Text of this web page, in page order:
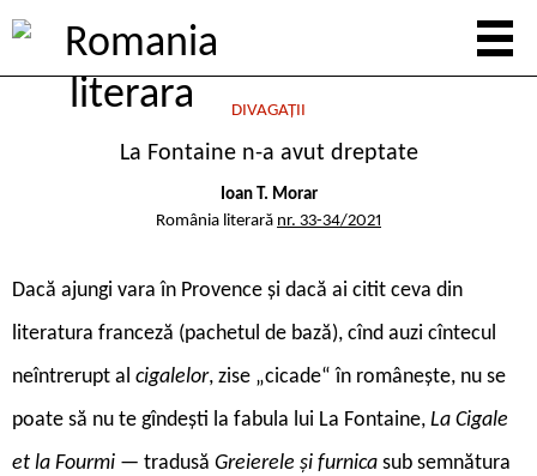
DIVAGAȚII
La Fontaine n-a avut dreptate
Ioan T. Morar
România literară nr. 33-34/2021
Dacă ajungi vara în Provence și dacă ai citit ceva din
literatura franceză (pachetul de bază), cînd auzi cîntecul
neîntrerupt al cigalelor, zise „cicade“ în românește, nu se
poate să nu te gîndești la fabula lui La Fontaine, La Cigale
et la Fourmi — tradusă Greierele și furnica sub semnătura